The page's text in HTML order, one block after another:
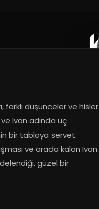
farklı düşünceler ve hisler
ve Ivan adında üç
bir tabloya servet
ve arada kalan Ivan.
güzel bir